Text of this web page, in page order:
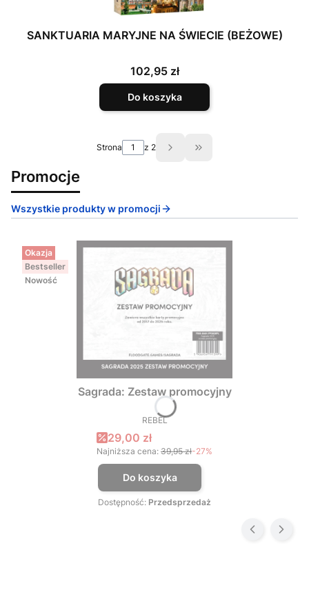
SANKTUARIA MARYJNE NA ŚWIECIE (BEŻOWE)
Cena
102,95 zł
Do koszyka
Strona z 2 Przejdź do ostatniej
Promocje
Wszystkie produkty w promocji
Okazja
Bestseller
Nowość
Sagrada: Zestaw promocyjny
PRODUCENT
REBEL
Cena promocyjna
29,00 zł
Najniższa cena: 39,95 zł-27%
Do koszyka
Dostępność: Przedsprzedaż